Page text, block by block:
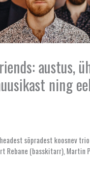
austus,
ning
sõpradest koosnev
Rebane (basskitarr), Martin